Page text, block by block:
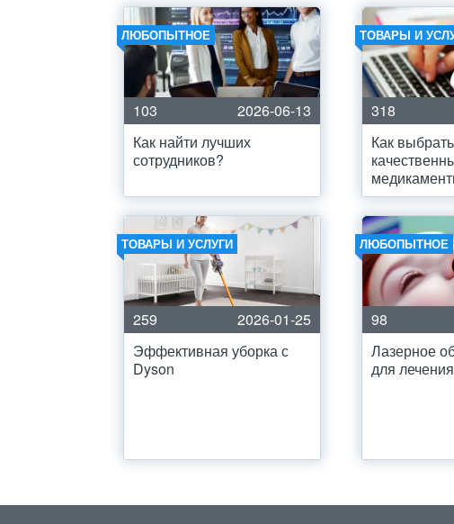
ЛЮБОПЫТНОЕ
103
2026-06-13
Как найти лучших
сотрудников?
ТОВАРЫ И
318
Как выбрать
ТОВАРЫ И УСЛУГИ
259
2026-01-25
Эффективная уборка с
Dyson
ЛЮБОПЫТНОЕ
98
Лазерное
для